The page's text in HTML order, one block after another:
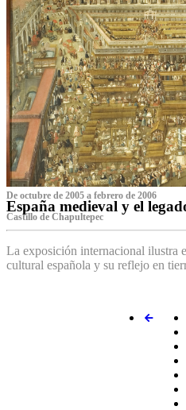
De octubre de 2005 a febrero de 2006
España medieval y el
Castillo de Chapultepec
La exposición internacional ilustra
cultural española y su reflejo en